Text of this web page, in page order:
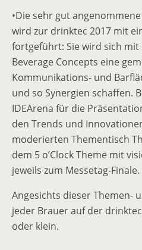
•Die sehr gut
wird zur drinktec 2017 mit
fortgeführt: Sie wird sich mit
Beverage Concepts eine
Kommunikations- und
und so Synergien schaffen.
IDEArena für die
den Trends und
moderierten Thementisch
dem 5 o’Clock Theme mit
jeweils zum Messetag-Finale.
Angesichts dieser Themen-
jeder Brauer auf der
oder klein.